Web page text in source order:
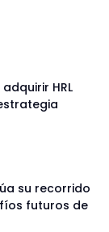
HRL
su recorrido
futuros de